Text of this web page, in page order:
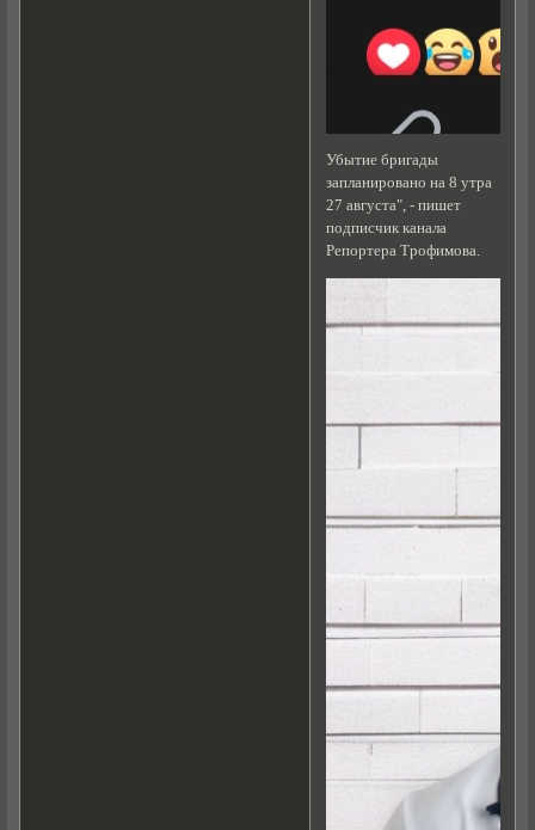
Убытие бригады
запланировано на 8 утра
27 августа", - пишет
подписчик канала
Репортера Трофимова.